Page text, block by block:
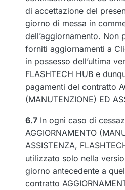
di accettazione del
giorno di messa in
dell’aggiornamento. Non
forniti aggiornamenti a
in possesso dell’ultima
FLASHTECH HUB e
pagamenti del contratto
(MANUTENZIONE) ED
6.7 In ogni caso di
AGGIORNAMENTO
ASSISTENZA,
utilizzato solo nella
giorno antecedente a
contratto